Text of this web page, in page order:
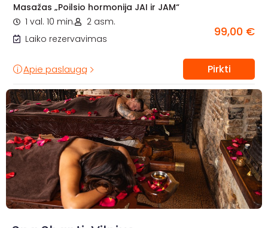
Masažas „Poilsio hormonija JAI ir JAM“
1 val. 10 min.
2 asm.
Laiko rezervavimas
99,00 €
Apie paslaugą Pirkti